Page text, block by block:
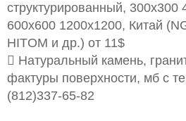
структурированный, 300x300
600x600 1200x1200, Китай
HITOM и др.) от 11$
 Натуральный камень,
фактуры поверхности, мб с
(812)337-65-82